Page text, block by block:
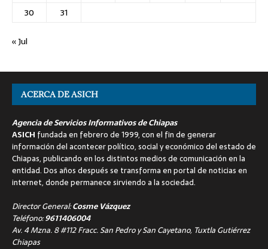
30
31
« Jul
ACERCA DE ASICH
Agencia de Servicios Informativos de Chiapas
ASICH fundada en febrero de 1999, con el fin de generar
información del acontecer político, social y económico del estado de
Chiapas, publicando en los distintos medios de comunicación en la
entidad. Dos años después se transforma en portal de noticias en
internet, donde permanece sirviendo a la sociedad.
Director General:Cosme Vázquez
Teléfono:9611406004
Av. 4 Mzna. 8 #112 Fracc. San Pedro y San Cayetano, Tuxtla Gutiérrez
Chiapas